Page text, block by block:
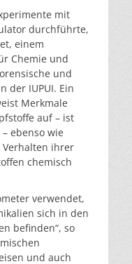
mit
durchführte,
einem
Chemie und
und
der IUPUI. Ein
Merkmale
auf – ist
ebenso wie
Verhalten ihrer
chemisch
verwendet,
sich in den
befinden“, so
und auch